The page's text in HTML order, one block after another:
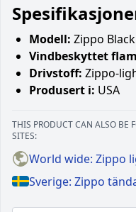
Modell: Zippo
Vindbeskyttet
Drivstoff: Zippo-
Produsert i: USA
THIS PRODUCT CAN ALSO BE
SITES:
World wide: Zippo
Sverige: Zippo